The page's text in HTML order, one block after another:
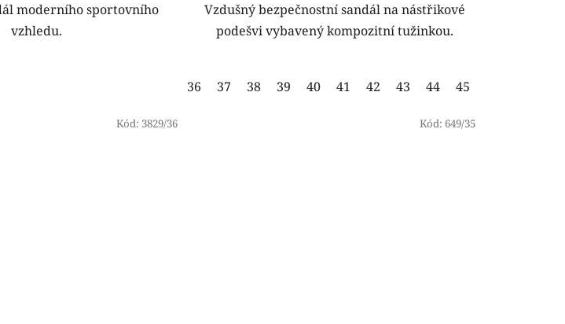
hvězdiček.
moderního sportovního
vzhledu.
Vzdušný bezpečnostní sandál na nástřikové
podešvi vybavený kompozitní tužinkou.
36 37 38 39 40 41 42 43 44 45
Kód: 3829/36 Kód: 649/35